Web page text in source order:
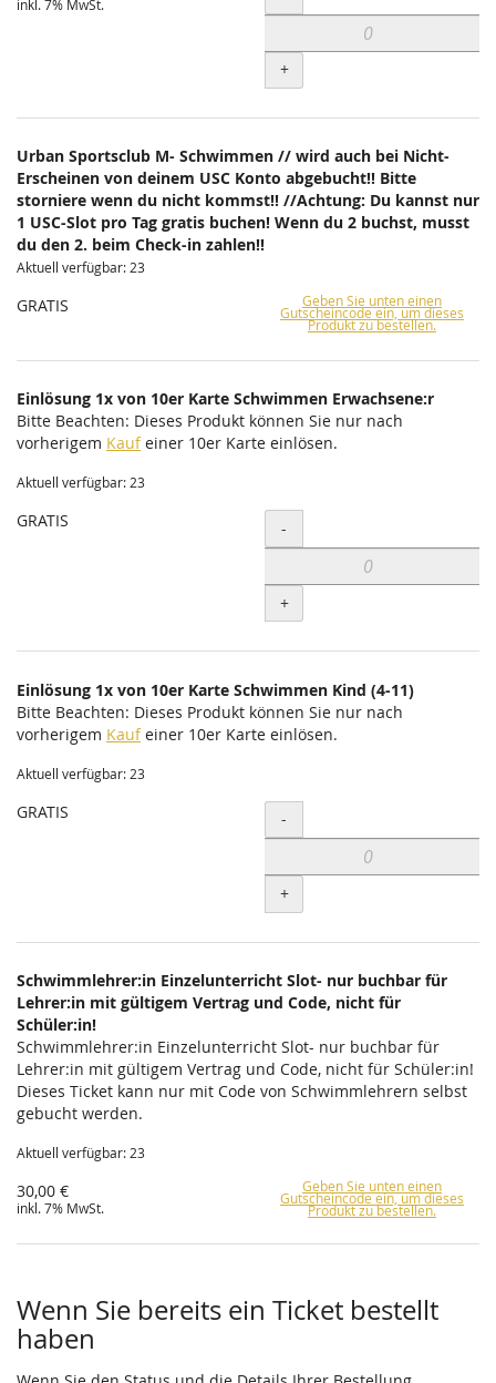
inkl. 7% MwSt.
+
Urban Sportsclub M- Schwimmen // wird auch bei Nicht-
Erscheinen von deinem USC Konto abgebucht!! Bitte
storniere wenn du nicht kommst!! //Achtung: Du kannst nur
1 USC-Slot pro Tag gratis buchen! Wenn du 2 buchst, musst
du den 2. beim Check-in zahlen!!
Aktuell verfügbar: 23
GRATIS Geben Sie unten einen
Gutscheincode ein, um dieses
Produkt zu bestellen.
Einlösung 1x von 10er Karte Schwimmen Erwachsene:r
Bitte Beachten: Dieses Produkt können Sie nur nach
vorherigem Kaufeiner 10er Karte einlösen.
Aktuell verfügbar: 23
GRATIS Menge
-
+
Einlösung 1x von 10er Karte Schwimmen Kind (4-11)
Bitte Beachten: Dieses Produkt können Sie nur nach
vorherigem Kaufeiner 10er Karte einlösen.
Aktuell verfügbar: 23
GRATIS Menge
-
+
Schwimmlehrer:in Einzelunterricht Slot- nur buchbar für
Lehrer:in mit gültigem Vertrag und Code, nicht für
Schüler:in!
Schwimmlehrer:in Einzelunterricht Slot- nur buchbar für
Lehrer:in mit gültigem Vertrag und Code, nicht für Schüler:in!
Dieses Ticket kann nur mit Code von Schwimmlehrern selbst
gebucht werden.
Aktuell verfügbar: 23
30,00 €
inkl. 7% MwSt.
Geben Sie unten einen
Gutscheincode ein, um dieses
Produkt zu bestellen.
Wenn Sie bereits ein Ticket bestellt
haben